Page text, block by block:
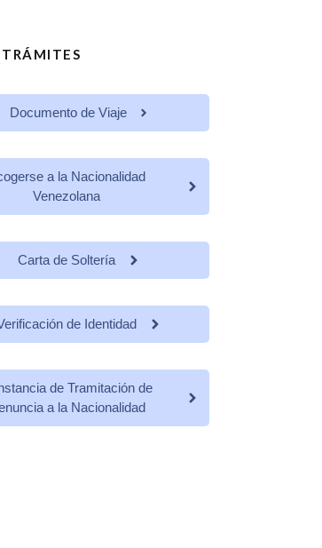
TRÁMITES
Documento de Viaje
a la Nacionalidad
Venezolana
Carta de Soltería
de Identidad
de Tramitación de
a la Nacionalidad